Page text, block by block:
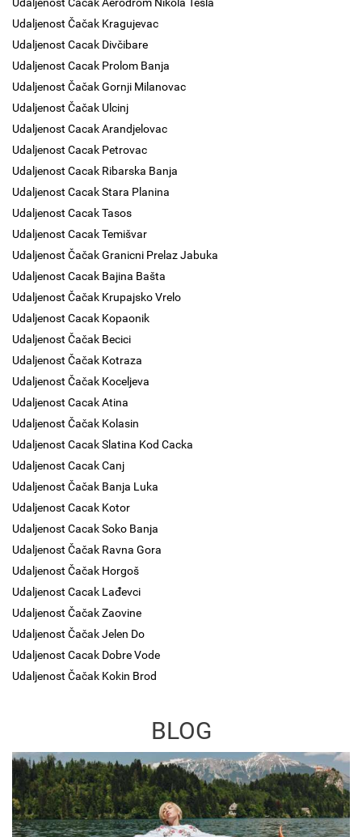
Udaljenost Čačak Kragujevac
Udaljenost Cacak Divčibare
Udaljenost Cacak Prolom Banja
Udaljenost Čačak Gornji Milanovac
Udaljenost Čačak Ulcinj
Udaljenost Cacak Arandjelovac
Udaljenost Cacak Petrovac
Udaljenost Cacak Ribarska Banja
Udaljenost Cacak Stara Planina
Udaljenost Cacak Tasos
Udaljenost Cacak Temišvar
Udaljenost Čačak Granicni Prelaz Jabuka
Udaljenost Cacak Bajina Bašta
Udaljenost Čačak Krupajsko Vrelo
Udaljenost Cacak Kopaonik
Udaljenost Čačak Becici
Udaljenost Čačak Kotraza
Udaljenost Čačak Koceljeva
Udaljenost Cacak Atina
Udaljenost Čačak Kolasin
Udaljenost Cacak Slatina Kod Cacka
Udaljenost Cacak Canj
Udaljenost Čačak Banja Luka
Udaljenost Cacak Kotor
Udaljenost Cacak Soko Banja
Udaljenost Čačak Ravna Gora
Udaljenost Čačak Horgoš
Udaljenost Cacak Lađevci
Udaljenost Čačak Zaovine
Udaljenost Čačak Jelen Do
Udaljenost Cacak Dobre Vode
Udaljenost Čačak Kokin Brod
BLOG